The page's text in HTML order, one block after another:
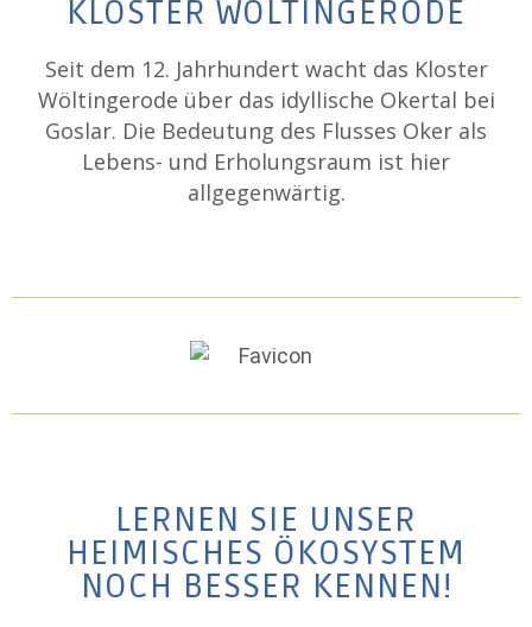
KLOSTER WÖLTINGERODE
Seit dem 12. Jahrhundert wacht das Kloster
Wöltingerode über das idyllische Okertal bei
Goslar. Die Bedeutung des Flusses Oker als
Lebens- und Erholungsraum ist hier
allgegenwärtig.
LERNEN SIE UNSER
HEIMISCHES ÖKOSYSTEM
NOCH BESSER KENNEN!